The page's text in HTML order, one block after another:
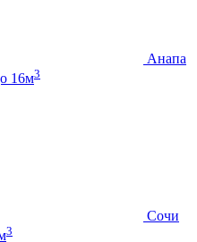
Анапа
16м3
Сочи
3